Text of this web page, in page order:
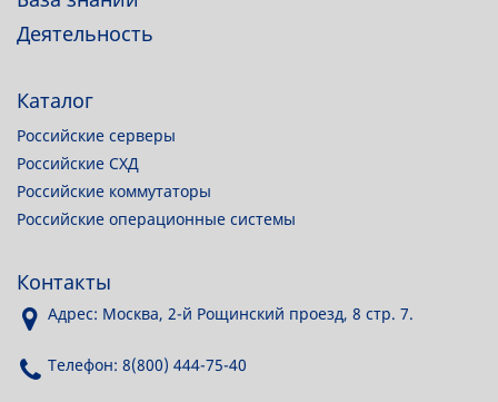
Деятельность
Каталог
Российские серверы
Российские СХД
Российские коммутаторы
Российские операционные системы
Контакты
Адрес: Москва, 2-й Рощинский проезд, 8 стр. 7.
Телефон: 8(800) 444-75-40